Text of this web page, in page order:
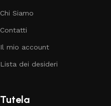
Chi Siamo
Contatti
Il mio account
Lista dei desideri
Tutela